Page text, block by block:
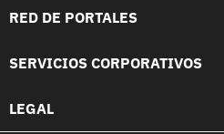
RED DE PORTALES
SERVICIOS CORPORATIVOS
LEGAL